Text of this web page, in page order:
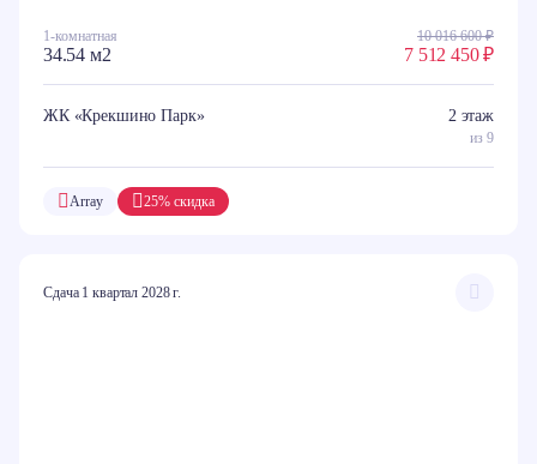
1-комнатная
34.54 м2
10 016 600 ₽
7 512 450 ₽
ЖК «Крекшино Парк» 2 этаж
из 9
25% скидка
Array
Сдача 1 квартал 2028 г.